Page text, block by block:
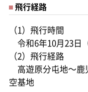
飛行経路
（1）飛行時間
令和6年10月23日
（2）飛行経路
高遊原分屯地～鹿
空基地